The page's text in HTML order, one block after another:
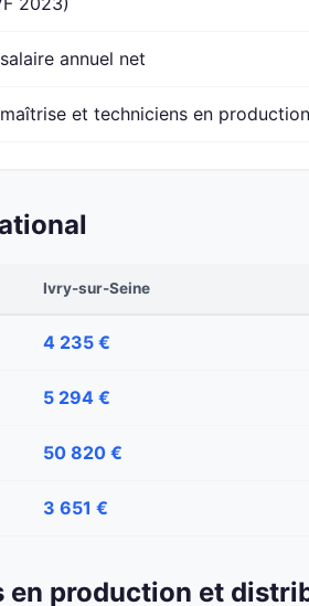
annuel net
et techniciens en
Ivry-sur-Seine
4 235 €
5 294 €
50 820 €
3 651 €
production et